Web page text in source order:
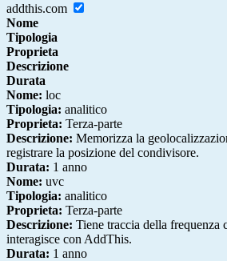
addthis.com
Nome
Tipologia
Proprieta
Descrizione
Durata
Nome: loc
Tipologia: analitico
Proprieta: Terza-parte
Descrizione: Memorizza la
registrare la posizione del condivisore.
Durata: 1 anno
Nome: uvc
Tipologia: analitico
Proprieta: Terza-parte
Descrizione: Tiene traccia della frequenza
interagisce con AddThis.
Durata: 1 anno